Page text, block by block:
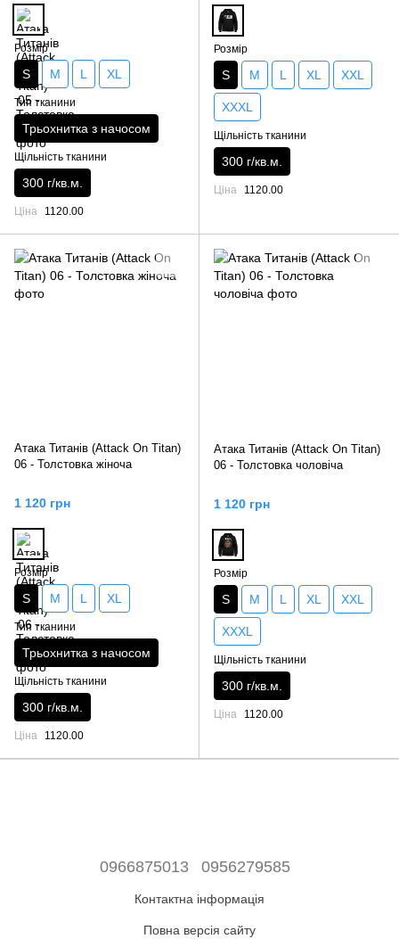
Розмір
S M L XL
Тип тканини
Трьохнитка з начосом
Щільність тканини
300 г/кв.м.
Ціна 1120.00
Розмір
S M L XL XXL
XXXL
Щільність тканини
300 г/кв.м.
Ціна 1120.00
Атака Титанів (Attack On Titan)
06 - Толстовка жіноча
1 120 грн
Розмір
S M L XL
Тип тканини
Трьохнитка з начосом
Щільність тканини
300 г/кв.м.
Ціна 1120.00
Атака Титанів (Attack On Titan)
06 - Толстовка чоловіча
1 120 грн
Розмір
S M L XL XXL
XXXL
Щільність тканини
300 г/кв.м.
Ціна 1120.00
0966875013 0956279585
Контактна інформація
Повна версія сайту